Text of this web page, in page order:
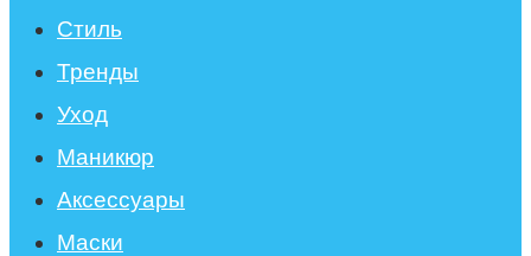
Стиль
Тренды
Уход
Маникюр
Аксессуары
Маски